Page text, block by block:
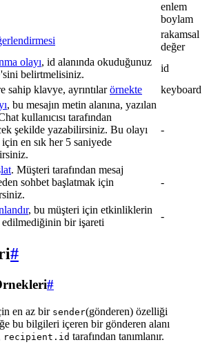
enlem
boylam
rakamsal
değer
olayı, id alanında okuduğunuz
belirtmelisiniz.
id
sahip klavye, ayrıntılarörnekte keyboard
, bu mesajın metin alanına, yazılan
kullanıcısı tarafından
şekilde yazabilirsiniz. Bu olayı
en sık her 5 saniyede
-
. Müşteri tarafından mesaj
sohbet başlatmak için
-
, bu müşteri için etkinliklerin
edilmediğinin bir işareti
-
#
#
en az bir sender(gönderen) özelliği
bu bilgileri içeren bir gönderen alanı
recipient.id tarafından tanımlanır.